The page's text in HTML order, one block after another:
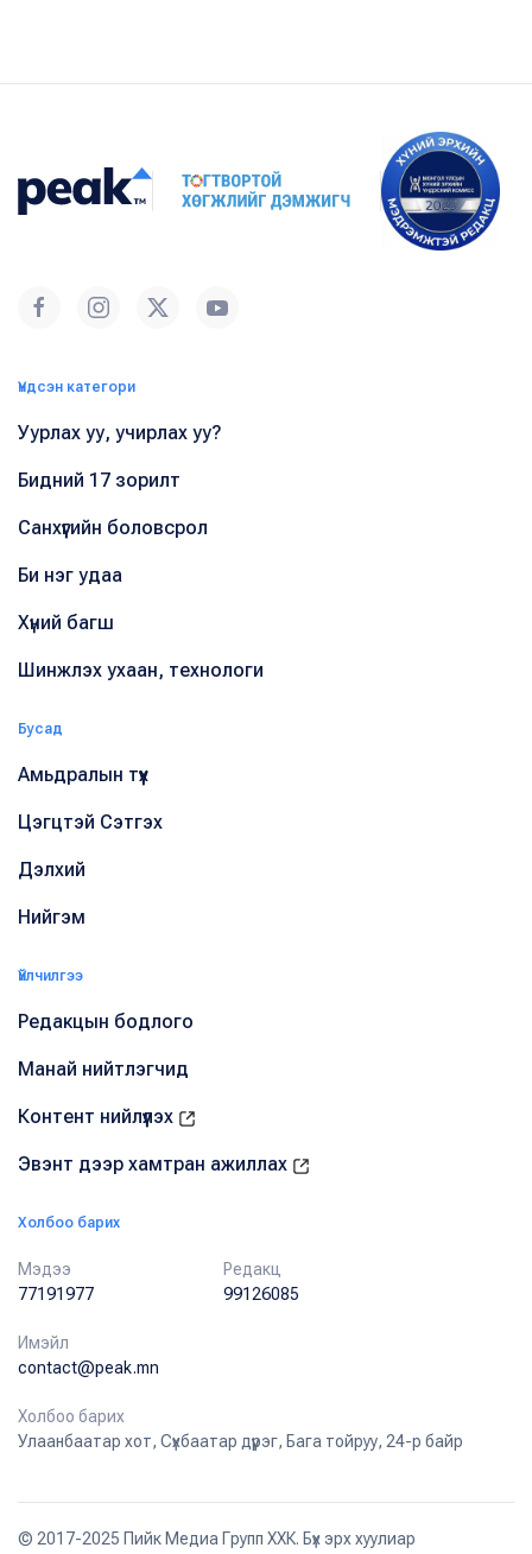
Үндсэн категори
Уурлах уу, учирлах уу?
Бидний 17 зорилт
Санхүүгийн боловсрол
Би нэг удаа
Хүний багш
Шинжлэх ухаан, технологи
Бусад
Амьдралын түүх
Цэгцтэй Сэтгэх
Дэлхий
Нийгэм
Үйлчилгээ
Редакцын бодлого
Манай нийтлэгчид
Контент нийлүүлэх
Эвэнт дээр хамтран ажиллах
Холбоо барих
Мэдээ
77191977
Редакц
99126085
Имэйл
contact@peak.mn
Холбоо барих
Улаанбаатар хот, Сүхбаатар дүүрэг, Бага тойруу, 24-р байр
© 2017-2025 Пийк Медиа Групп ХХК. Бүх эрх хуулиар